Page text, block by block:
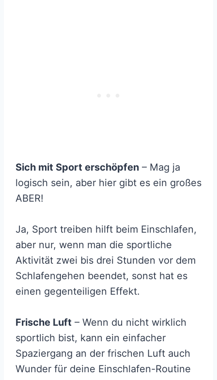
Sich mit Sport erschöpfen – Mag ja
logisch sein, aber hier gibt es ein großes
ABER!
Ja, Sport treiben hilft beim Einschlafen,
aber nur, wenn man die sportliche
Aktivität zwei bis drei Stunden vor dem
Schlafengehen beendet, sonst hat es
einen gegenteiligen Effekt.
Frische Luft – Wenn du nicht wirklich
sportlich bist, kann ein einfacher
Spaziergang an der frischen Luft auch
Wunder für deine Einschlafen-Routine